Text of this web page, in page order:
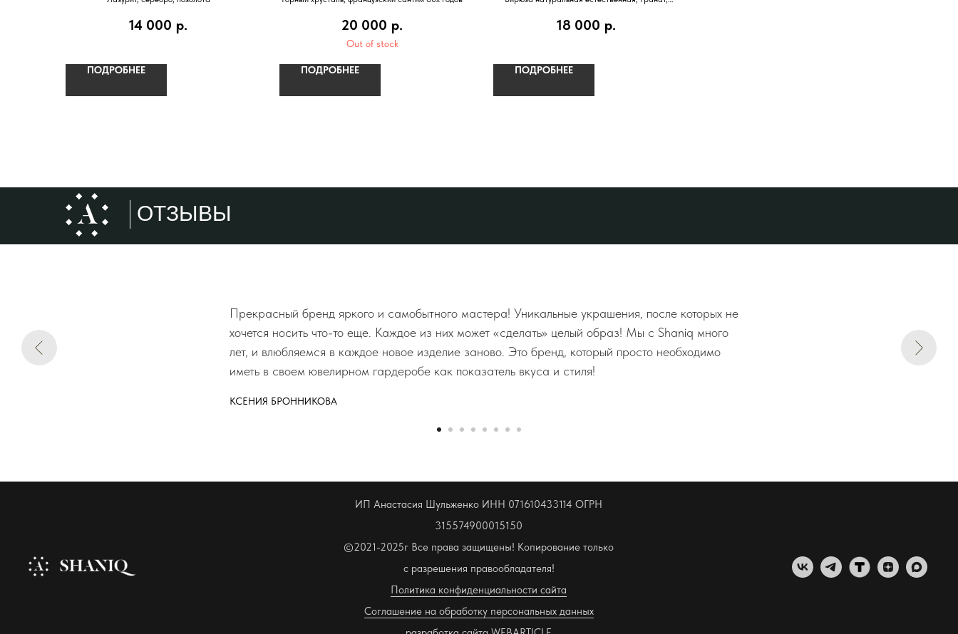
14 000 р.
ПОДРОБНЕЕ
20 000 р.
Out of stock
ПОДРОБНЕЕ
18 000 р.
ПОДРОБНЕЕ
ОТЗЫВЫ
Прекрасный бренд яркого и самобытного мастера! Уникальные украшения, после которых не
хочется носить что-то еще. Каждое из них может «сделать» целый образ! Мы с Shaniq много
лет, и влюбляемся в каждое новое изделие заново. Это бренд, который просто необходимо
иметь в своем ювелирном гардеробе как показатель вкуса и стиля!
КСЕНИЯ БРОННИКОВА
ИП Анастасия Шульженко ИНН 071610433114 ОГРН
315574900015150
©2021-2025г Все права защищены! Копирование только
с разрешения правообладателя!
Политика конфиденциальности сайта
Соглашение на обработку персональных данных